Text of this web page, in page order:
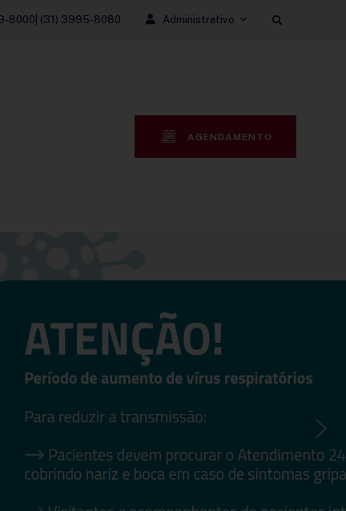
8000| (31) 3995-8080 Administrativo
AGENDAMENTO